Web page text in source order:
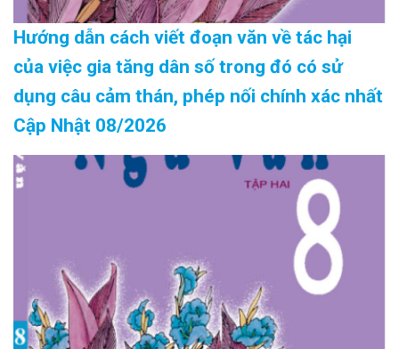
Hướng dẫn cách viết đoạn văn về tác hại
của việc gia tăng dân số trong đó có sử
dụng câu cảm thán, phép nối chính xác nhất
Cập Nhật 08/2026